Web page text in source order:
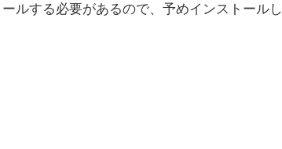
ルする必要があるので、予めインストールし